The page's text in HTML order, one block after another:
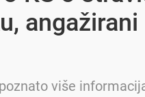
angažirani
više